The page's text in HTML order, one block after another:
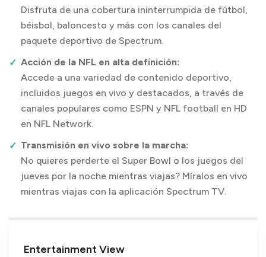
Disfruta de una cobertura ininterrumpida de fútbol,
béisbol, baloncesto y más con los canales del
paquete deportivo de Spectrum.
Acción de la NFL en alta definición:
Accede a una variedad de contenido deportivo,
incluidos juegos en vivo y destacados, a través de
canales populares como ESPN y NFL football en HD
en NFL Network.
Transmisión en vivo sobre la marcha:
No quieres perderte el Super Bowl o los juegos del
jueves por la noche mientras viajas? Míralos en vivo
mientras viajas con la aplicación Spectrum TV.
Entertainment View